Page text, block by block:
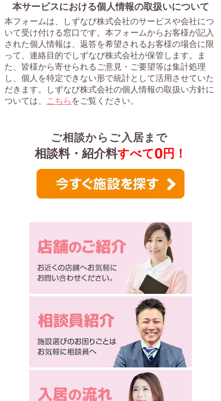
本サービスにおける個人情報の取扱いについて
本フォームは、しずなび株式会社のサービスや会社につ
いて受け付ける窓口です。 本フォームからお客様が記入
された個人情報は、返答を希望されるお客様の場合に限
って、連絡目的でしずなび株式会社が保管します。ま
た、皆様から寄せられるご意見・ご要望等は集計処理
し、個人を特定できない形で統計として活用させていた
だきます。
しずなび株式会社の個人情報の取扱い方針に
ついては、
こちら をご覧ください。
ご相談からご入居まで
相談料・紹介料すべて0 円！